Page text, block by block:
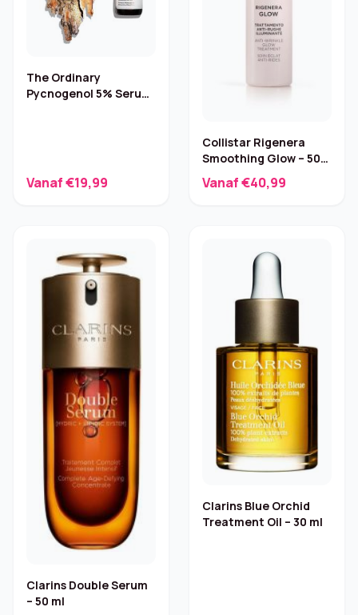
The Ordinary
Pycnogenol 5% Serum
Vanaf €19,99
Collistar Rigenera
Smoothing Glow – 50
Vanaf €40,99
Clarins Double Serum
– 50 ml
Clarins Blue Orchid
Treatment Oil – 30 ml